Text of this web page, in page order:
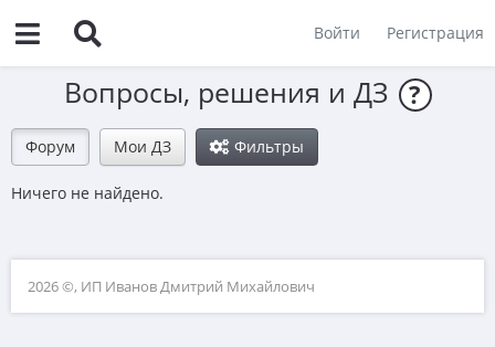
Войти Регистрация
Вопросы, решения и ДЗ ?
Форум Мои ДЗ Фильтры
Ничего не найдено.
2026 ©, ИП Иванов Дмитрий Михайлович